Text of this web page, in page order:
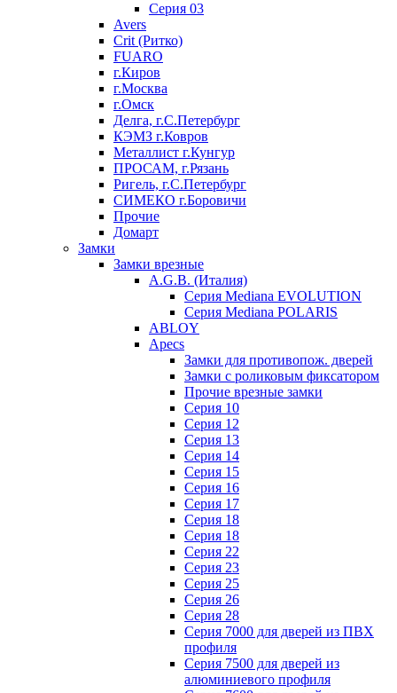
Серия 03
Avers
Crit (Ритко)
FUARO
г.Киров
г.Москва
г.Омск
Делга, г.С.Петербург
КЭМЗ г.Ковров
Металлист г.Кунгур
ПРОСАМ, г.Рязань
Ригель, г.С.Петербург
СИМЕКО г.Боровичи
Прочие
Домарт
Замки
Замки врезные
A.G.B. (Италия)
Серия Mediana EVOLUTION
Серия Mediana POLARIS
ABLOY
Apecs
Замки для противопож. дверей
Замки с роликовым фиксатором
Прочие врезные замки
Серия 10
Серия 12
Серия 13
Серия 14
Серия 15
Серия 16
Серия 17
Серия 18
Серия 18
Серия 22
Серия 23
Серия 25
Серия 26
Серия 28
Серия 7000 для дверей из ПВХ
профиля
Серия 7500 для дверей из
алюминиевого профиля